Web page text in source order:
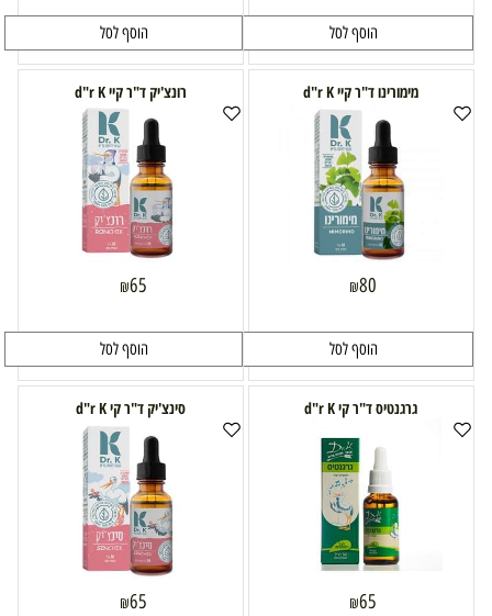
הוסף לסל הוסף לסל
מימורינו ד"ר קיי d"r K
₪80
הוסף לסל
רונצ'יק ד"ר קיי d"r K
₪65
הוסף לסל
גרגנטיס ד"ר קי d"r K
₪65
סינצ'יק ד"ר קי d"r K
₪65